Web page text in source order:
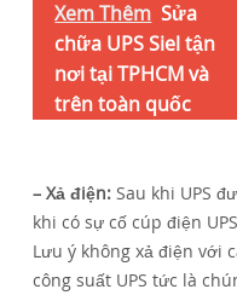
Xem Thêm Sửa
chữa UPS Siel tận
nơi tại TPHCM và
trên toàn quốc
– Xả điện: Sau khi UPS
khi có sự cố cúp điện
Lưu ý không xả điện với
công suất UPS tức là